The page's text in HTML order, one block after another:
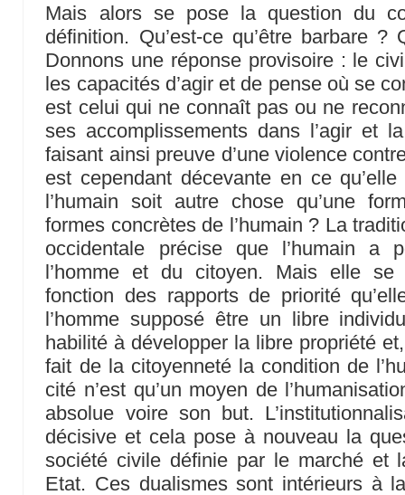
Mais alors se pose la question du
définition. Qu’est-ce qu’être barbare ?
Donnons une réponse provisoire : le
les capacités d’agir et de pense où se
est celui qui ne connaît pas ou ne
ses accomplissements dans l’agir et
faisant ainsi preuve d’une violence
est cependant décevante en ce
l’humain soit autre chose qu’une
formes concrètes de l’humain ? La
occidentale précise que l’humain a
l’homme et du citoyen. Mais elle se
fonction des rapports de priorité
l’homme supposé être un libre
habilité à développer la libre propriété
fait de la citoyenneté la condition de
cité n’est qu’un moyen de
absolue voire son but.
décisive et cela pose à nouveau la
société civile définie par le marché et
Etat. Ces dualismes sont intérieurs à